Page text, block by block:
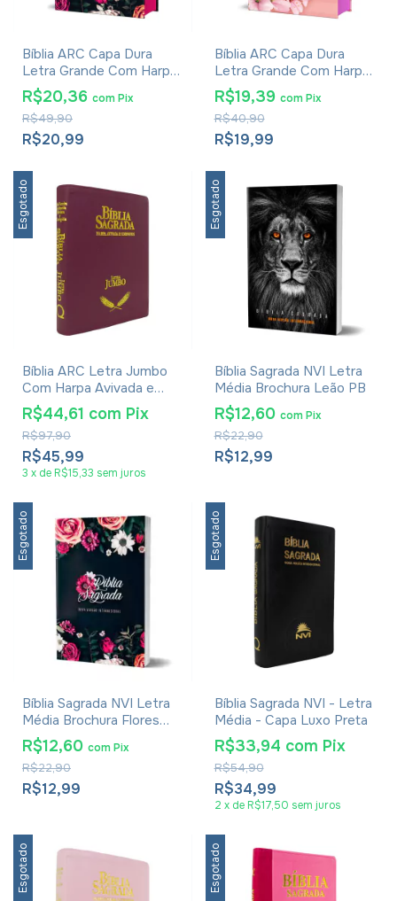
Bíblia ARC Capa Dura
Letra Grande Com Harpa
- Textos Coloridos -
Floral Pink
R$20,99
R$49,90
R$20,36 comPix
Bíblia ARC Capa Dura
Letra Grande Com Harpa
- Textos Coloridos -
Ramos Flores
R$19,99
R$40,90
R$19,39 com Pix
Esgotado
Bíblia ARC Letra Jumbo
Com Harpa Avivada e
Corinhos - Capa Luxo
Vinho
R$45,99
R$97,90
R$44,61 com Pix
3 x de R$15,33 sem juros
Esgotado
Bíblia Sagrada NVI Letra
Média Brochura Leão PB
R$12,99
R$22,90
R$12,60 com Pix
Esgotado
Bíblia Sagrada NVI Letra
Média Brochura Flores
Pink
R$12,99
R$22,90
R$12,60 comPix
Esgotado
Bíblia Sagrada NVI - Letra
Média - Capa Luxo Preta
R$34,99
R$54,90
R$33,94 com Pix
2 x de R$17,50 sem juros
Esgotado Esgotado